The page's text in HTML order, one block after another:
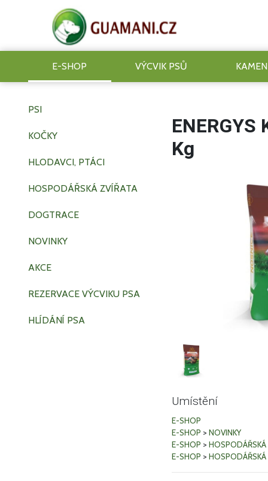
E-SHOP VÝCVIK PSŮ
PSI
KOČKY
HLODAVCI, PTÁCI
HOSPODÁŘSKÁ ZVÍŘATA
DOGTRACE
NOVINKY
AKCE
REZERVACE VÝCVIKU PSA
HLÍDÁNÍ PSA
Kg
Umístění
E-SHOP
E-SHOP > NOVINKY
E-SHOP > HOSPODÁŘSKÁ
E-SHOP > HOSPODÁŘSKÁ